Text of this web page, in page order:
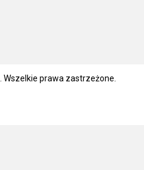
. Wszelkie prawa zastrzeżone.